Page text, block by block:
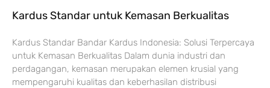
Kardus Standar untuk Kemasan Berkualitas
Kardus Standar Bandar Kardus Indonesia: Solusi Terpercaya
untuk Kemasan Berkualitas Dalam dunia industri dan
perdagangan, kemasan merupakan elemen krusial yang
mempengaruhi kualitas dan keberhasilan distribusi